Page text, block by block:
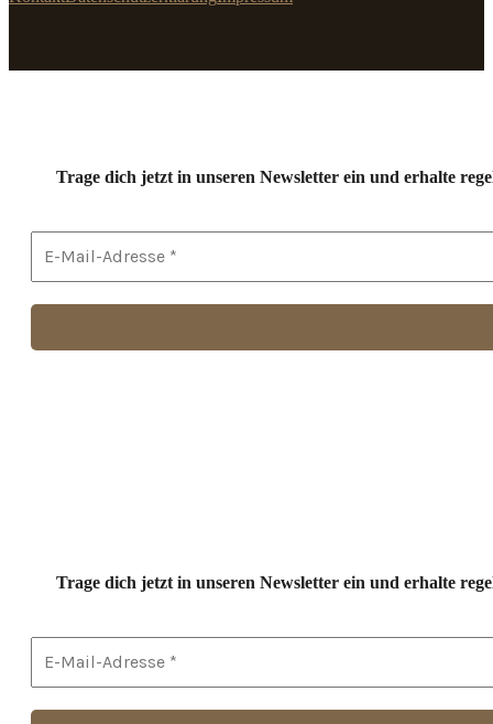
Trage dich jetzt in unseren Newsletter ein und erhalte
Trage dich jetzt in unseren Newsletter ein und erhalte